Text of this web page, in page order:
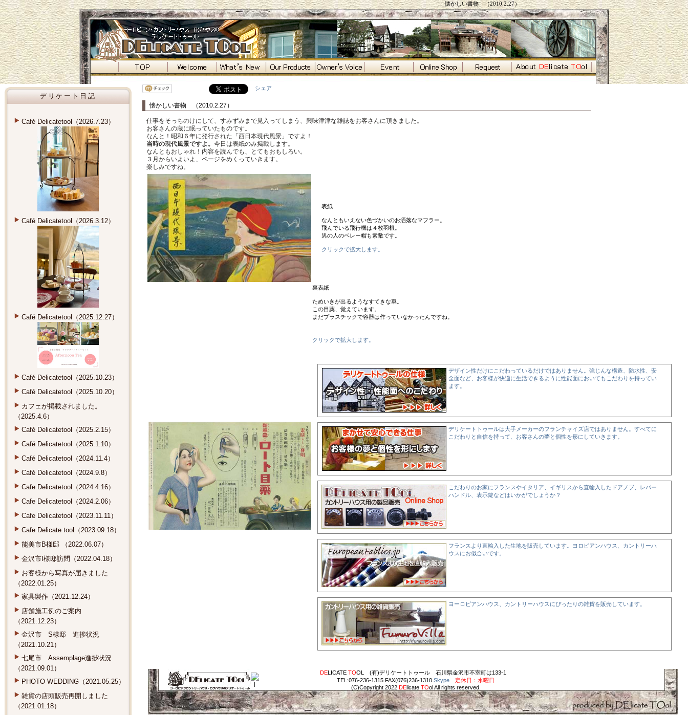
懐かしい書物 （2010.2.27）
デリケート日記
Café Delicatetool（2026.7.23）
Café Delicatetool（2026.3.12）
Café Delicatetool（2025.12.27）
Café Delicatetool（2025.10.23）
Café Delicatetool（2025.10.20）
カフェが掲載されました。
（2025.4.6）
Café Delicatetool（2025.2.15）
Café Delicatetool（2025.1.10）
Café Delicatetool（2024.11.4）
Café Delicatetool（2024.9.8）
Cafe Delicatetool（2024.4.16）
Cafe Delicatetool（2024.2.06）
Cafe Delicatetool（2023.11.11）
Cafe Delicate tool（2023.09.18）
能美市B様邸 （2022.06.07）
金沢市I様邸訪問（2022.04.18）
お客様から写真が届きました
（2022.01.25）
家具製作（2021.12.24）
店舗施工例のご案内
（2021.12.23）
金沢市 S様邸 進捗状況
（2021.10.21）
七尾市 Assemplage進捗状況
（2021.09.01）
PHOTO WEDDING（2021.05.25）
雑貨の店頭販売再開しました
（2021.01.18）
シェア
懐かしい書物 （2010.2.27）
仕事をそっちのけにして、すみずみまで見入ってしまう、興味津津な雑誌をお客さんに頂きました。
お客さんの蔵に眠っていたものです。
なんと！昭和６年に発行された「西日本現代風景」ですよ！
当時の現代風景ですよ。 今日は表紙のみ掲載します。
なんともおしゃれ！内容を読んでも、とてもおもしろい。
３月からいよいよ、ページをめくっていきます。
楽しみですね。
表紙
なんともいえない色づかいのお洒落なマフラー。
飛んでいる飛行機は４枚羽根。
男の人のベレー帽も素敵です。
クリックで拡大します。
裏表紙
ためいきが出るようなすてきな車。
この目薬、覚えています。
まだプラスチックで容器は作っていなかったんですね。
クリックで拡大します。
デザイン性だけにこだわっているだけではありません。強じんな構造、防水性、安
全面など、お客様が快適に生活できるように性能面においてもこだわりを持ってい
ます。
デリケートトゥールは大手メーカーのフランチャイズ店ではありません。すべてに
こだわりと自信を持って、お客さんの夢と個性を形にしていきます。
こだわりのお家にフランスやイタリア、イギリスから直輸入したドアノブ、レバー
ハンドル、表示錠などはいかがでしょうか？
フランスより直輸入した生地を販売しています。ヨロピアンハウス、カントリーハ
ウスにお似合いです。
ヨーロピアンハウス、カントリーハウスにぴったりの雑貨を販売しています。
DELICATE TOOL (有)デリケートトゥール 石川県金沢市不室町は133-1
TEL:076-236-1315 FAX(076)236-1310 Skype
定休日：水曜日
(C)Copyright 2022 DElicate TOol All rights reserved.